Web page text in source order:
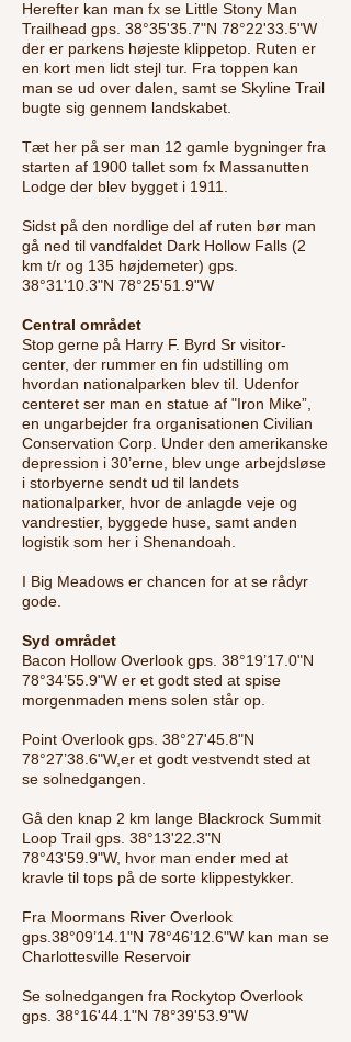
Herefter kan man fx se Little Stony Man
Trailhead gps. 38°35'35.7"N 78°22'33.5"W
der er parkens højeste klippetop. Ruten er
en kort men lidt stejl tur. Fra toppen kan
man se ud over dalen, samt se Skyline Trail
bugte sig gennem landskabet.
Tæt her på ser man 12 gamle bygninger fra
starten af 1900 tallet som fx Massanutten
Lodge der blev bygget i 1911.
Sidst på den nordlige del af ruten bør man
gå ned til vandfaldet Dark Hollow Falls (2
km t/r og 135 højdemeter) gps.
38°31'10.3"N 78°25'51.9"W
Central området
Stop gerne på Harry F. Byrd Sr visitor-
center, der rummer en fin udstilling om
hvordan nationalparken blev til. Udenfor
centeret ser man en statue af "Iron Mike”,
en ungarbejder fra organisationen Civilian
Conservation Corp. Under den amerikanske
depression i 30’erne, blev unge arbejdsløse
i storbyerne sendt ud til landets
nationalparker, hvor de anlagde veje og
vandrestier, byggede huse, samt anden
logistik som her i Shenandoah.
I Big Meadows er chancen for at se rådyr
gode.
Syd området
Bacon Hollow Overlook gps. 38°19’17.0"N
78°34’55.9"W er et godt sted at spise
morgenmaden mens solen står op.
Point Overlook gps. 38°27'45.8"N
78°27’38.6"W,er et godt vestvendt sted at
se solnedgangen.
Gå den knap 2 km lange Blackrock Summit
Loop Trail gps. 38°13'22.3"N
78°43'59.9"W, hvor man ender med at
kravle til tops på de sorte klippestykker.
Fra Moormans River Overlook
gps.38°09’14.1"N 78°46’12.6"W kan man se
Charlottesville Reservoir
Se solnedgangen fra Rockytop Overlook
gps. 38°16'44.1"N 78°39'53.9"W